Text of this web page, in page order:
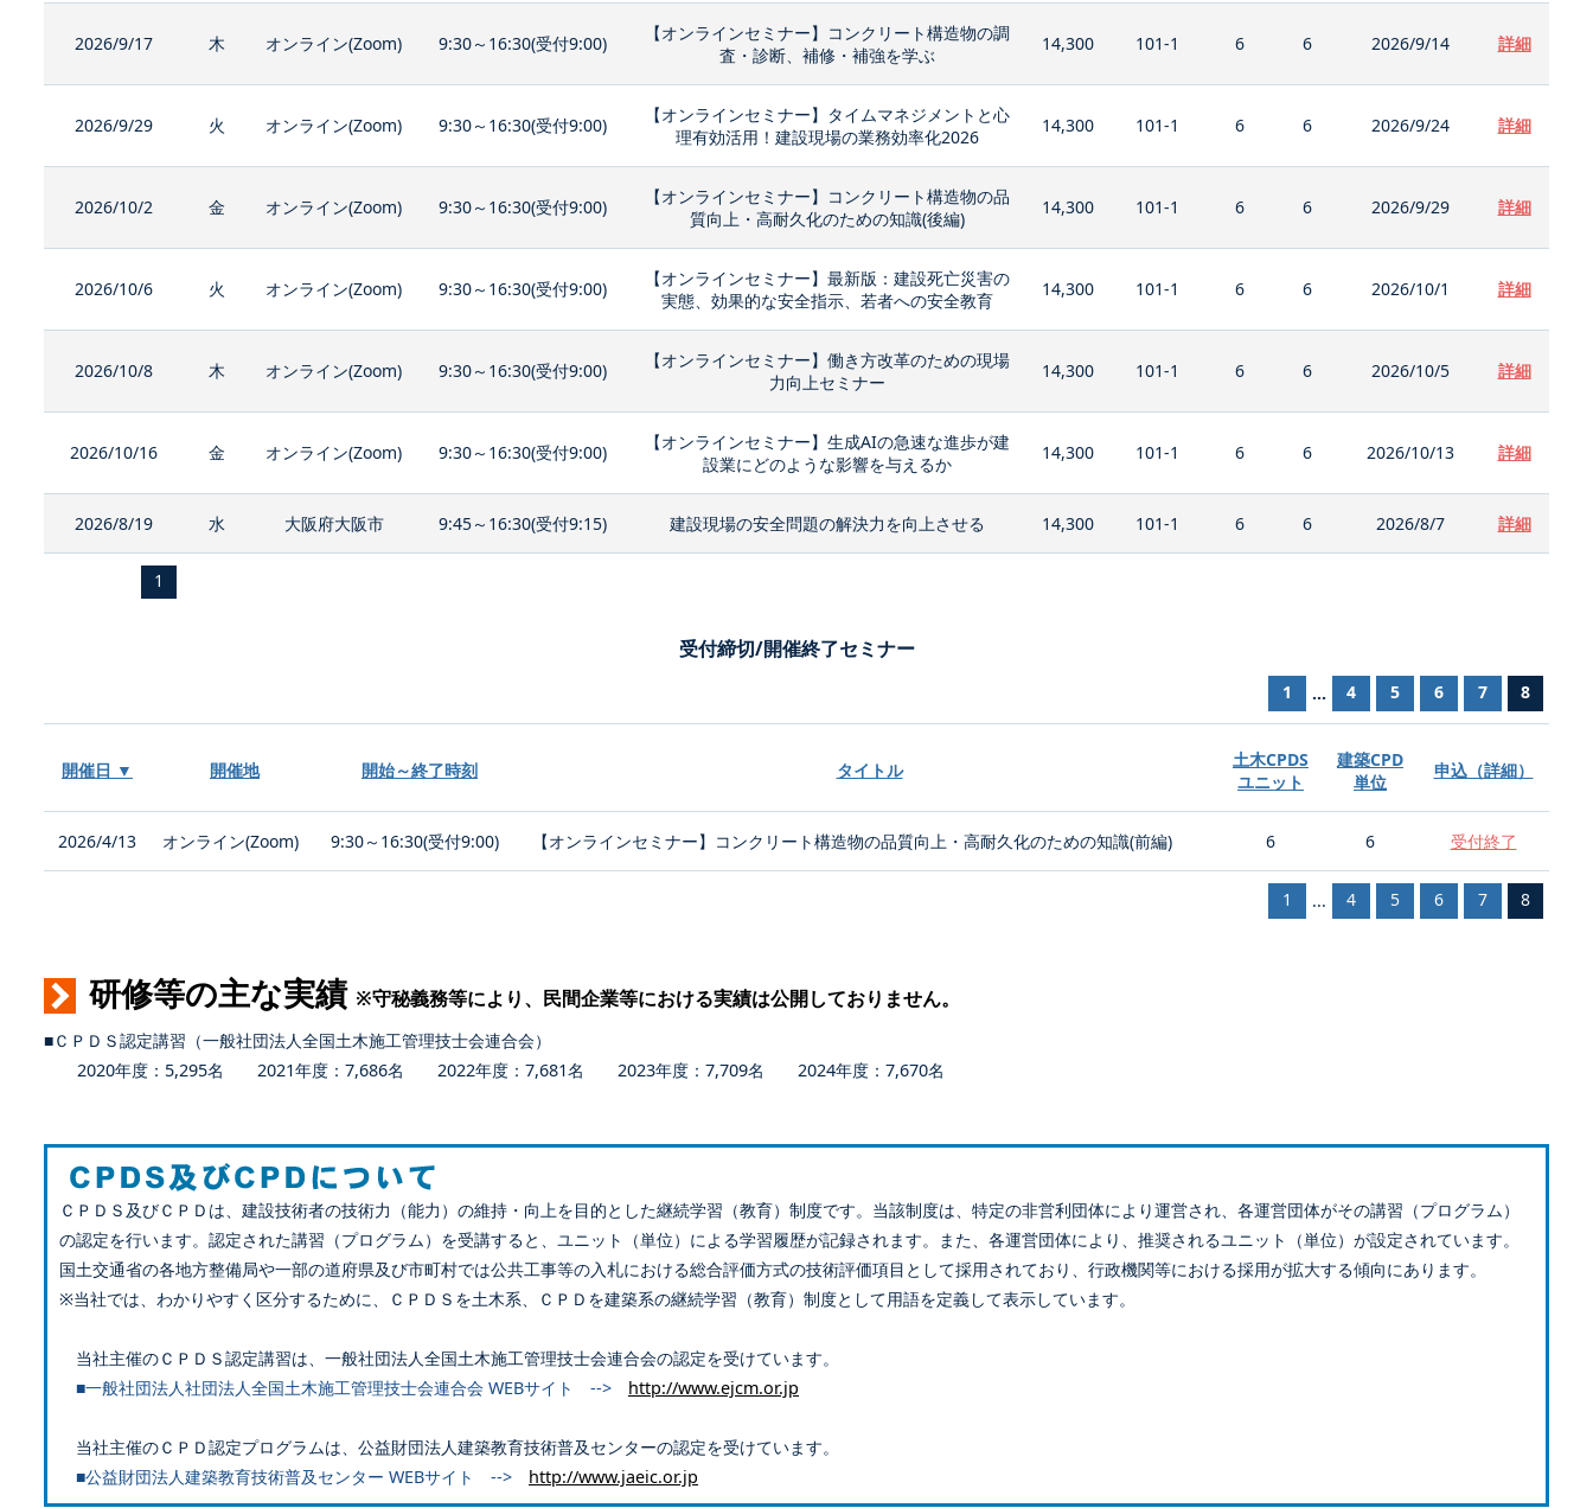
2026/9/17 木 オンライン(Zoom) 9:30～16:30(受付9:00)
【オンラインセミナー】コンクリート構造物の調
査・診断、補修・補強を学ぶ
14,300 101-1 6 6 2026/9/14 詳細
2026/9/29 火 オンライン(Zoom) 9:30～16:30(受付9:00)
【オンラインセミナー】タイムマネジメントと心
理有効活用！建設現場の業務効率化2026
14,300 101-1 6 6 2026/9/24 詳細
2026/10/2 金 オンライン(Zoom) 9:30～16:30(受付9:00)
【オンラインセミナー】コンクリート構造物の品
質向上・高耐久化のための知識(後編)
14,300 101-1 6 6 2026/9/29 詳細
2026/10/6 火 オンライン(Zoom) 9:30～16:30(受付9:00)
【オンラインセミナー】最新版：建設死亡災害の
実態、効果的な安全指示、若者への安全教育
14,300 101-1 6 6 2026/10/1 詳細
2026/10/8 木 オンライン(Zoom) 9:30～16:30(受付9:00)
【オンラインセミナー】働き方改革のための現場
力向上セミナー
14,300 101-1 6 6 2026/10/5 詳細
2026/10/16 金 オンライン(Zoom) 9:30～16:30(受付9:00)
【オンラインセミナー】生成AIの急速な進歩が建
設業にどのような影響を与えるか
14,300 101-1 6 6 2026/10/13 詳細
2026/8/19 水 大阪府大阪市 9:45～16:30(受付9:15) 建設現場の安全問題の解決力を向上させる 14,300 101-1 6 6 2026/8/7 詳細
1
受付締切/開催終了セミナー
1 ... 4 5 6 7 8
開催日 ▼ 開催地 開始～終了時刻 タイトル
土木CPDS
ユニット
建築CPD
単位
申込（詳細）
2026/4/13 オンライン(Zoom) 9:30～16:30(受付9:00) 【オンラインセミナー】コンクリート構造物の品質向上・高耐久化のための知識(前編) 6 6 受付終了
1 ... 4 5 6 7 8
研修等の主な実績 ※守秘義務等により、民間企業等における実績は公開しておりません。
■ＣＰＤＳ認定講習（一般社団法人全国土木施工管理技士会連合会）
2020年度：5,295名 2021年度：7,686名 2022年度：7,681名 2023年度：7,709名 2024年度：7,670名
ＣＰＤＳ及びＣＰＤは、建設技術者の技術力（能力）の維持・向上を目的とした継続学習（教育）制度です。当該制度は、特定の非営利団体により運営され、各運営団体がその講習（プログラム）
の認定を行います。認定された講習（プログラム）を受講すると、ユニット（単位）による学習履歴が記録されます。また、各運営団体により、推奨されるユニット（単位）が設定されています。
国土交通省の各地方整備局や一部の道府県及び市町村では公共工事等の入札における総合評価方式の技術評価項目として採用されており、行政機関等における採用が拡大する傾向にあります。
※当社では、わかりやすく区分するために、ＣＰＤＳを土木系、ＣＰＤを建築系の継続学習（教育）制度として用語を定義して表示しています。
当社主催のＣＰＤＳ認定講習は、一般社団法人全国土木施工管理技士会連合会の認定を受けています。
■一般社団法人社団法人全国土木施工管理技士会連合会 WEBサイト --> http://www.ejcm.or.jp
当社主催のＣＰＤ認定プログラムは、公益財団法人建築教育技術普及センターの認定を受けています。
■公益財団法人建築教育技術普及センター WEBサイト --> http://www.jaeic.or.jp